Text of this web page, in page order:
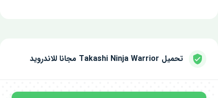
تحميل Takashi Ninja Warrior مجانا للاندرويد